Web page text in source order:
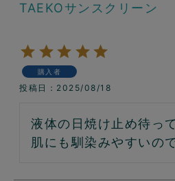
TAEKOサンスクリーン
購入者
投稿日 2025/08/18
液体の日焼け止め待っ
肌にも馴染みやすいの